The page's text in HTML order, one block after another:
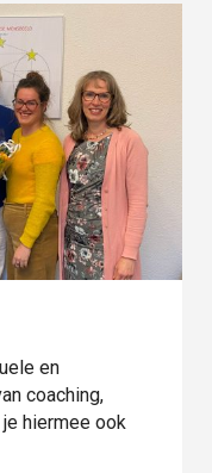
en
coaching,
hiermee ook